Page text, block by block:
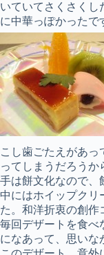
いていてさくさくし
に中華っぽかったで
こし歯ごたえがあ
ってしまうだろう
手は餅文化なので、
中にはホイップクリ
た。和洋折衷の創作
毎回デザートを食べ
になあって、思いな